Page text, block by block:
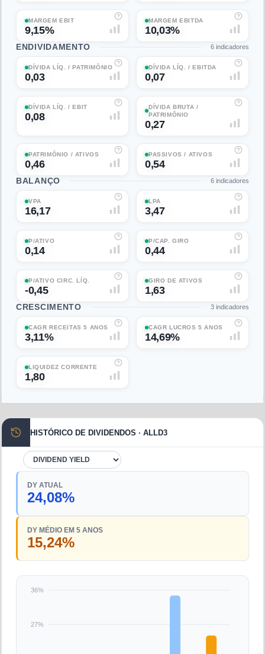
MARGEM EBIT
9,15%
MARGEM EBITDA
10,03%
ENDIVIDAMENTO 6 indicadores
DÍVIDA LÍQ. / PATRIMÔNIO
0,03
DÍVIDA LÍQ. / EBITDA
0,07
DÍVIDA LÍQ. / EBIT
0,08
DÍVIDA BRUTA /
PATRIMÔNIO
0,27
PATRIMÔNIO / ATIVOS
0,46
PASSIVOS / ATIVOS
0,54
BALANÇO 6 indicadores
VPA
16,17
LPA
3,47
P/ATIVO
0,14
P/CAP. GIRO
0,44
P/ATIVO CIRC. LÍQ.
-0,45
GIRO DE ATIVOS
1,63
CRESCIMENTO 3 indicadores
CAGR RECEITAS 5 ANOS
3,11%
CAGR LUCROS 5 ANOS
14,69%
LIQUIDEZ CORRENTE
1,80
HISTÓRICO DE DIVIDENDOS · ALLD3
DY ATUAL
24,08%
DY MÉDIO EM 5 ANOS
15,24%
27%
36%